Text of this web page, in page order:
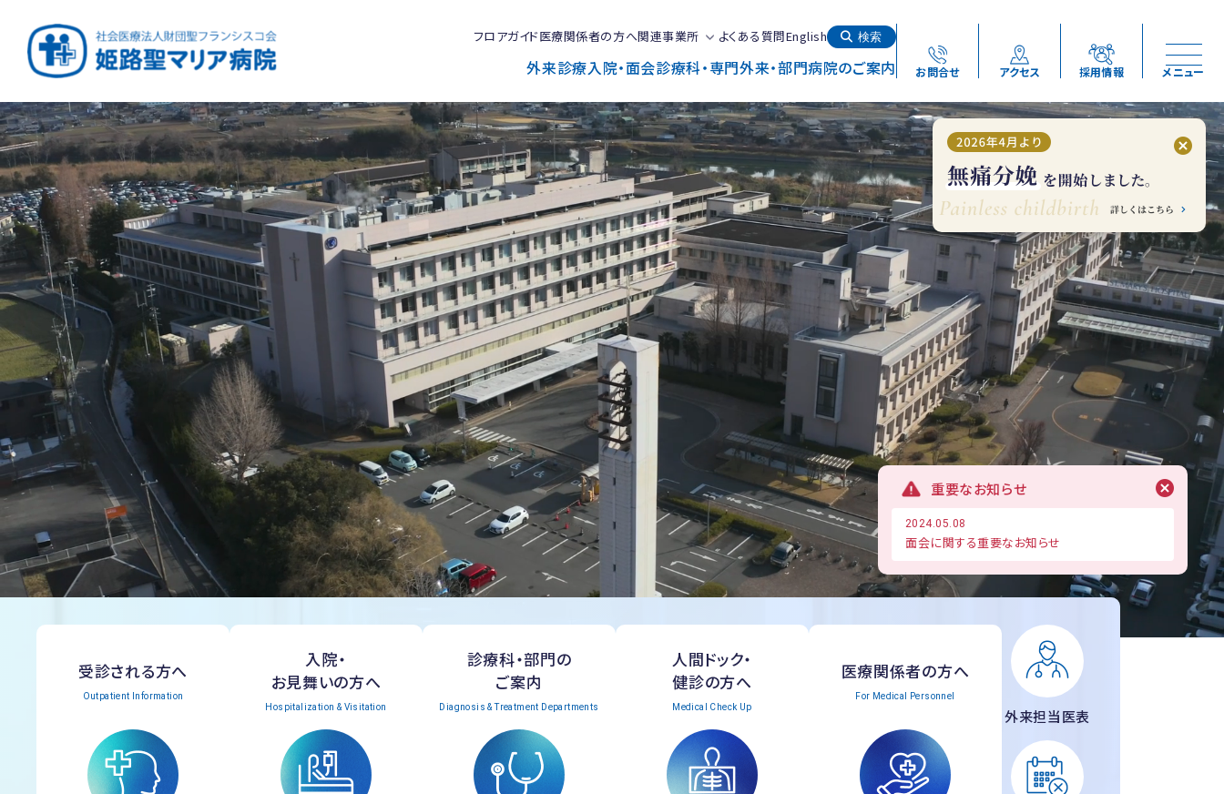
フロアガイド医療関係者の方へ関連事業所 よくある質問English 検索
外来診療入院・面会診療科・専門外来・部門病院のご案内 お問合せ アクセス 採用情報 メニュー
健康と安心をあなたに
つなぎ続ける地域医療
周産期から終末期まで
地域を支える医療
急性期から回復期へと
つなぐ医療
学び・育てる医療
重要なお知らせ
2024.05.08
面会に関する重要なお知らせ
受診される方へ
Outpatient Information
入院・
お見舞いの方へ
Hospitalization & Visitation
診療科・部門の
ご案内
Diagnosis & Treatment Departments
人間ドック・
健診の方へ
Medical Check Up
医療関係者の方へ
For Medical Personnel
外来担当医表